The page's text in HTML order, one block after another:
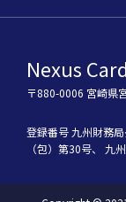
Nexus
〒880-0006 宮崎県
登録番号九州財務局
（包）第30号、
九